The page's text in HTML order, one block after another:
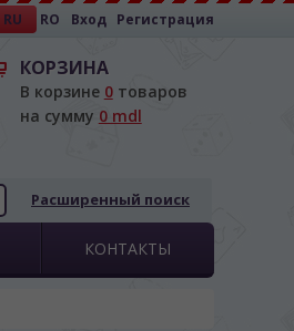
RU RO Вход Регистрация
КОРЗИНА
В корзине 0товаров
на сумму 0 mdl
Расширенный поиск
КОНТАКТЫ